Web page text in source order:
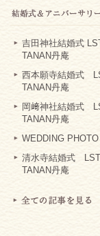
吉田神社結婚式
TANAN丹庵
西本願寺結婚式
TANAN丹庵
岡﨑神社結婚式
TANAN丹庵
WEDDING
清水寺結婚式
TANAN丹庵